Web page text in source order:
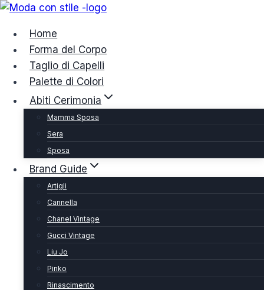
Salta
contenuto
Home
Forma del Corpo
Taglio di Capelli
Palette di Colori
Abiti Cerimonia
Mamma Sposa
Sera
Sposa
Brand Guide
Artigli
Cannella
Chanel Vintage
Gucci Vintage
Liu Jo
Pinko
Rinascimento